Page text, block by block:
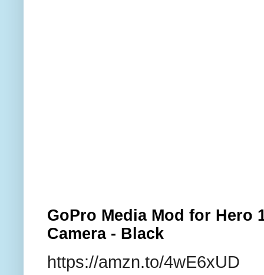
GoPro Media Mod for Hero
Camera - Black
https://amzn.to/4wE6xUD